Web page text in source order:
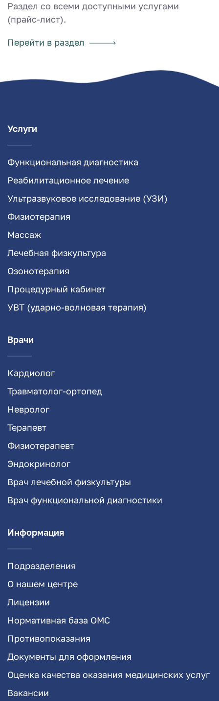
Раздел со всеми доступными услугами
(прайс-лист).
Перейти в раздел
Услуги
Функциональная диагностика
Реабилитационное лечение
Ультразвуковое исследование (УЗИ)
Физиотерапия
Массаж
Лечебная физкультура
Озонотерапия
Процедурный кабинет
УВТ (ударно-волновая терапия)
Врачи
Кардиолог
Травматолог-ортопед
Невролог
Терапевт
Физиотерапевт
Эндокринолог
Врач лечебной физкультуры
Врач функциональной диагностики
Информация
Подразделения
О нашем центре
Лицензии
Нормативная база ОМС
Противопоказания
Документы для оформления
Оценка качества оказания медицинских услуг
Вакансии